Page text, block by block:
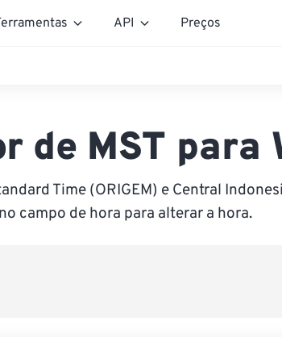
API Preços
de MST para
Time (ORIGEM) e Central
campo de hora para alterar a hora.